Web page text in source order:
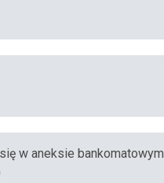
w aneksie bankomatowym